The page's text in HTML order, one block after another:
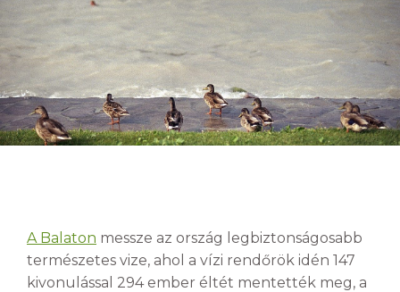
A Balaton messze az ország legbiztonságosabb
természetes vize, ahol a vízi rendőrök idén 147
kivonulással 294 ember éltét mentették meg, a